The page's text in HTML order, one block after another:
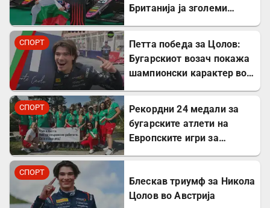
Британија ја зголеми
СПОРТ
Петта победа за Цолов:
Бугарскиот возач покажа
шампионски карактер во
СПОРТ
Рекордни 24 медали за
бугарските атлети на
Европските игри за
СПОРТ
Блескав триумф за Никола
Цолов во Австрија